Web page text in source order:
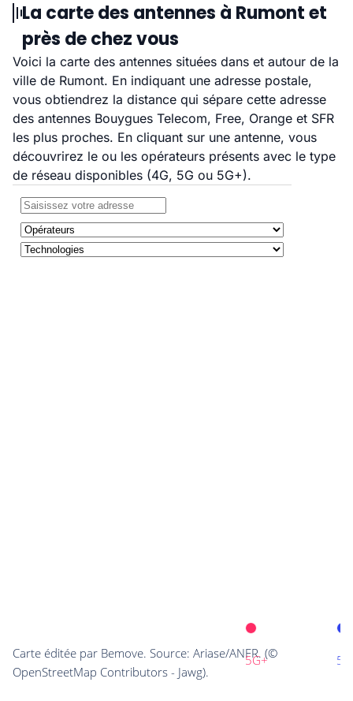
La carte des antennes à Rumont et
près de chez vous
Voici la carte des antennes situées dans et autour de la
ville de Rumont. En indiquant une adresse postale,
vous obtiendrez la distance qui sépare cette adresse
des antennes Bouygues Telecom, Free, Orange et SFR
les plus proches. En cliquant sur une antenne, vous
découvrirez le ou les opérateurs présents avec le type
de réseau disponibles (4G, 5G ou 5G+).